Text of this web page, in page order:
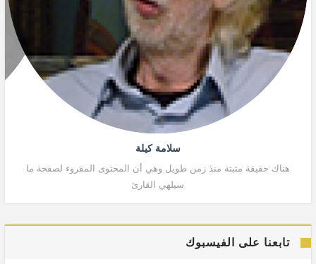
سلامة كيلة
هناك حقيقة مثبتة منذ زمن طويل وهي أن المحتوى المقروء لصفحة ما
سيلهي القارئ
تابعنا على الفيسبوك